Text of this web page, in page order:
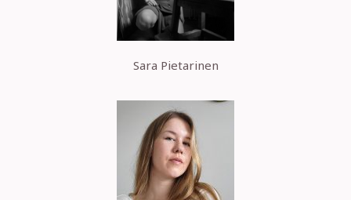
Sara Pietarinen